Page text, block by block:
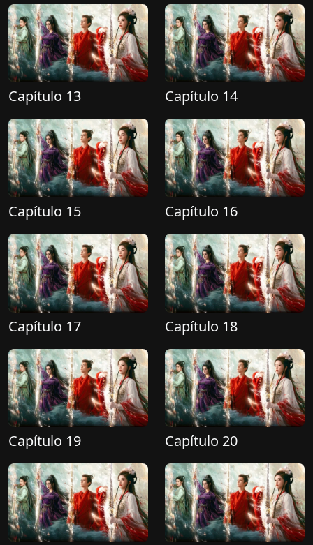
Capítulo 13 Capítulo 14
Capítulo 15 Capítulo 16
Capítulo 17 Capítulo 18
Capítulo 19 Capítulo 20